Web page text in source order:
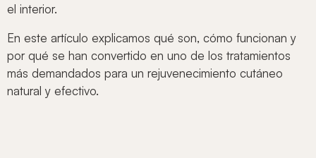
el interior.
En este artículo explicamos qué son, cómo funcionan y
por qué se han convertido en uno de los tratamientos
más demandados para un rejuvenecimiento cutáneo
natural y efectivo.